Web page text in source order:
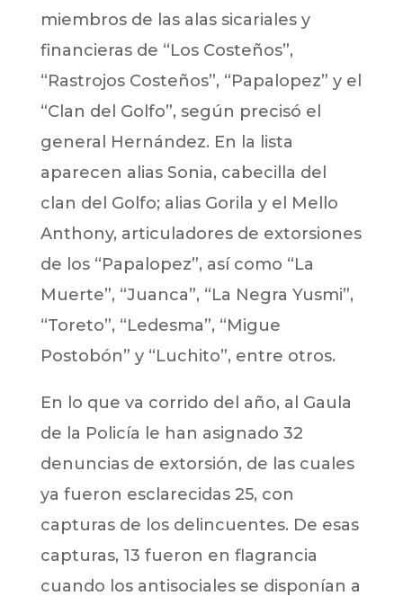
miembros de las alas sicariales y
financieras de “Los Costeños”,
“Rastrojos Costeños”, “Papalopez” y el
“Clan del Golfo”, según precisó el
general Hernández. En la lista
aparecen alias Sonia, cabecilla del
clan del Golfo; alias Gorila y el Mello
Anthony, articuladores de extorsiones
de los “Papalopez”, así como “La
Muerte”, “Juanca”, “La Negra Yusmi”,
“Toreto”, “Ledesma”, “Migue
Postobón” y “Luchito”, entre otros.
En lo que va corrido del año, al Gaula
de la Policía le han asignado 32
denuncias de extorsión, de las cuales
ya fueron esclarecidas 25, con
capturas de los delincuentes. De esas
capturas, 13 fueron en flagrancia
cuando los antisociales se disponían a